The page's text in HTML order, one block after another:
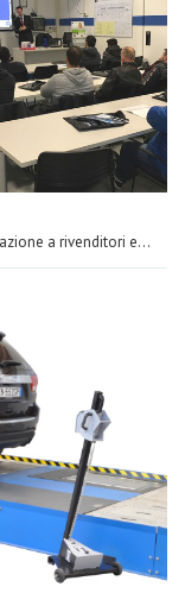
a rivenditori e...